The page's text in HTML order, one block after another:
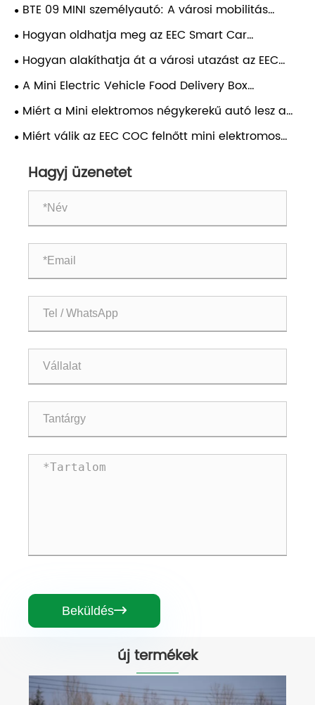
BTE 09 MINI személyautó: A városi mobilitás
megoldása a Bontutól
Hogyan oldhatja meg az EEC Smart Car
elektromos autó a napi mobilitási kihívásait?
Hogyan alakíthatja át a városi utazást az EEC
Mini elektromos személygépkocsi?
A Mini Electric Vehicle Food Delivery Box
divatosak – egy könnyű és hatékony új lehetőség.
Miért a Mini elektromos négykerekű autó lesz a
városi mobilitás új választása?
Miért válik az EEC COC felnőtt mini elektromos
Hagyj üzenetet
Beküldés
új termékek